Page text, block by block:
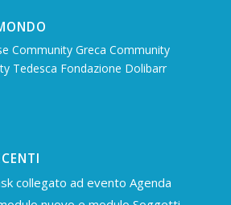
Community Greca Community
Tedesca Fondazione Dolibarr
collegato ad evento Agenda